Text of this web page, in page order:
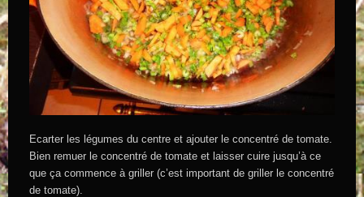
Ecarter les légumes du centre et ajouter le concentré de tomate.
Bien remuer le concentré de tomate et laisser cuire jusqu’à ce
que ça commence à griller (c’est important de griller le concentré
de tomate).